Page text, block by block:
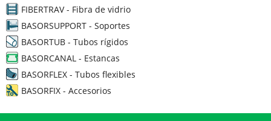
FIBERTRAV - Fibra de vidrio
BASORSUPPORT - Soportes
BASORTUB - Tubos rígidos
BASORCANAL - Estancas
BASORFLEX - Tubos flexibles
BASORFIX - Accesorios